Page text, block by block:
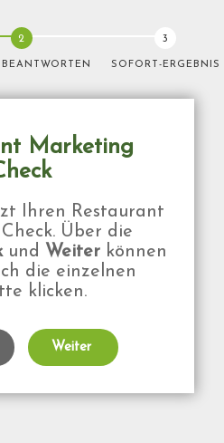
BEANTWORTEN SOFORT-ERGEBNIS
Marketing
Ihren Restaurant
Über die
und Weiterkönnen
die einzelnen
klicken.